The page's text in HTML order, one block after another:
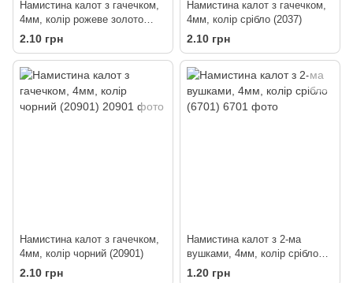
Намистина калот з гачечком,
4мм, колір рожеве золото
(20371)
2.10 грн
Намистина калот з гачечком,
4мм, колір срібло (2037)
2.10 грн
Намистина калот з гачечком,
4мм, колір чорний (20901)
2.10 грн
Намистина калот з 2-ма
вушками, 4мм, колір срібло
(6701)
1.20 грн